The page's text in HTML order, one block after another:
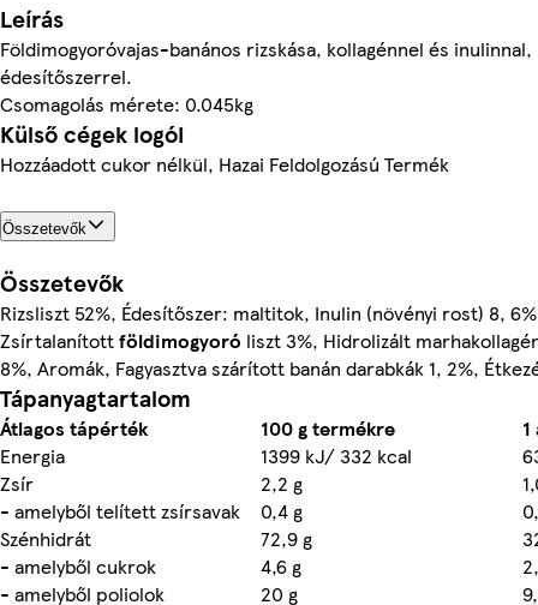
Leírás
Földimogyoróvajas-banános rizskása, kollagénnel és
édesítőszerrel.
Csomagolás mérete: 0.045kg
Külső cégek logói
Hozzáadott cukor nélkül, Hazai Feldolgozású Termék
Összetevők
Összetevők
Rizsliszt 52%, Édesítőszer: maltitok, Inulin (növényi rost) 8,
Zsírtalanítottföldimogyoró liszt 3%, Hidrolizált
8%, Aromák, Fagyasztva szárított banán darabkák 1, 2%,
Tápanyagtartalom
Átlagos tápérték 100 g termékre
Energia
1399 kJ/ 332 kcal
Zsír
2,2 g
- amelyből telített zsírsavak
0,4 g
Szénhidrát
72,9 g
- amelyből cukrok
4,6 g
- amelyből poliolok
20 g